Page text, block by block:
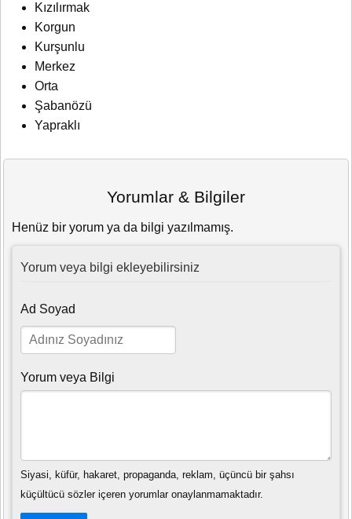
Kızılırmak
Korgun
Kurşunlu
Merkez
Orta
Şabanözü
Yapraklı
Yorumlar & Bilgiler
Henüz bir yorum ya da bilgi yazılmamış.
Yorum veya bilgi ekleyebilirsiniz
Ad Soyad
Yorum veya Bilgi
Siyasi, küfür, hakaret, propaganda, reklam, üçüncü bir şahsı
küçültücü sözler içeren yorumlar onaylanmamaktadır.